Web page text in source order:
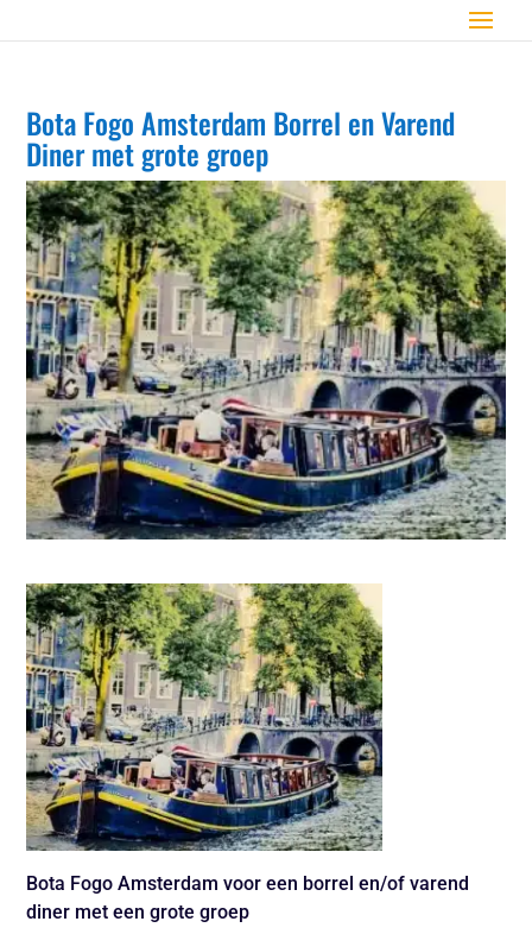
Bota Fogo Amsterdam Borrel en Varend
Diner met grote groep
Bota Fogo Amsterdam voor een borrel en/of varend
diner met een grote groep